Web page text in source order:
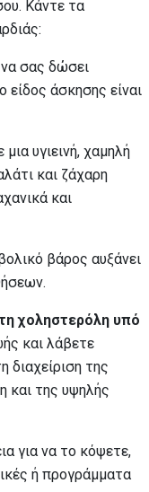
Κάντε τα
σας δώσει
είδος άσκησης είναι
μια υγιεινή, χαμηλή
και ζάχαρη
και
βάρος αυξάνει
χοληστερόλη υπό
και λάβετε
διαχείριση της
και της υψηλής
για να το κόψετε,
ή προγράμματα